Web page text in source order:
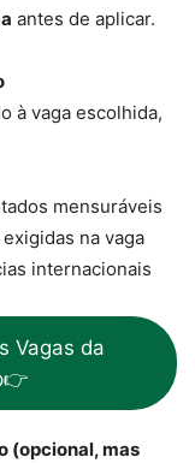
antes de aplicar.
à vaga escolhida,
mensuráveis
na vaga
internacionais
Vagas da
(opcional, mas